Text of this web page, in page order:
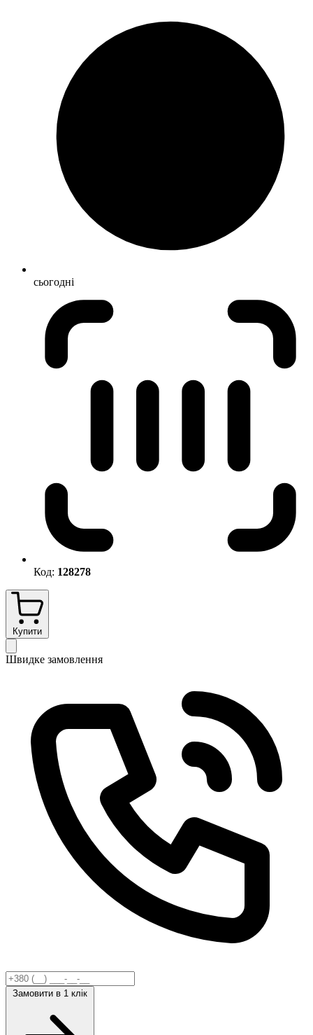
сьогодні
Код: 128278
Купити
Швидке замовлення
Замовити в 1 клік